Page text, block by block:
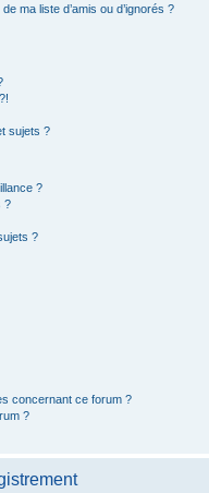
ma liste d’amis ou d’ignorés ?
sujets ?
?
?
?
concernant ce forum ?
?